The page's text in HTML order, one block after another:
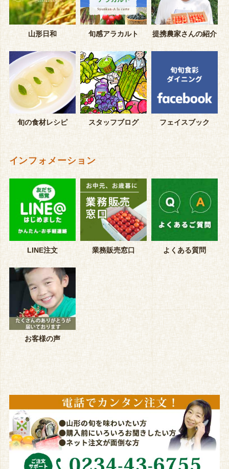
山形日和 旬感アラカルト 提携農家さんの紹介
旬の食材レシピ スタッフブログ フェイスブック
インフォメーション
LINE注文 業務販売窓口 よくある質問
お客様の声